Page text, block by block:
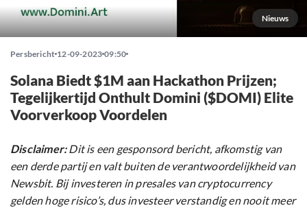
Nieuws
Persbericht 12-09-2023 09:50
Solana Biedt $1M aan Hackathon Prijzen;
Tegelijkertijd Onthult Domini ($DOMI) Elite
Voorverkoop Voordelen
Disclaimer:Dit is een gesponsord bericht, afkomstig van
een derde partij en valt buiten de verantwoordelijkheid van
Newsbit. Bij investeren in presales van cryptocurrency
gelden hoge risico’s, dus investeer verstandig en nooit meer